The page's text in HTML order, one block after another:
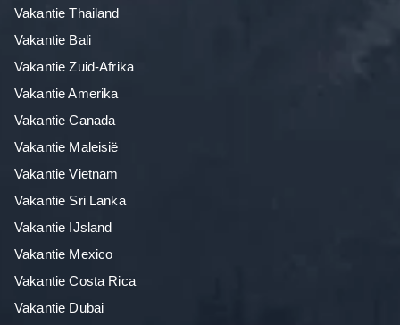
Vakantie Thailand
Vakantie Bali
Vakantie Zuid-Afrika
Vakantie Amerika
Vakantie Canada
Vakantie Maleisië
Vakantie Vietnam
Vakantie Sri Lanka
Vakantie IJsland
Vakantie Mexico
Vakantie Costa Rica
Vakantie Dubai